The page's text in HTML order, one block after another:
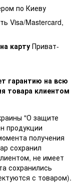
по Киеву
Visa/Mastercard,
карту Приват-
гарантию на всю
товара клиентом
"О защите
продукции
получения
сохранил
не имеет
сохранились
с товаром).